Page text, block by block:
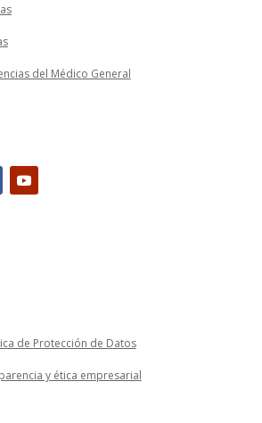
del Médico General
de Protección de Datos
y ética empresarial